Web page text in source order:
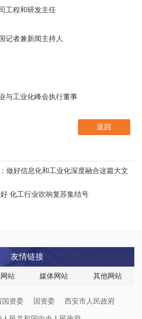
工程和研发主任
记者兼新闻主持人
与工业化峰会执行董事
返回
做好信息化和工业化深度融合这篇大文
化工行业吹响复苏集结号
友情链接
站 媒体网站 其他网站
国资委 国资委 西安市人民政府